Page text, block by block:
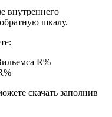
внутреннего
шкалу.
R%
скачать заполнив